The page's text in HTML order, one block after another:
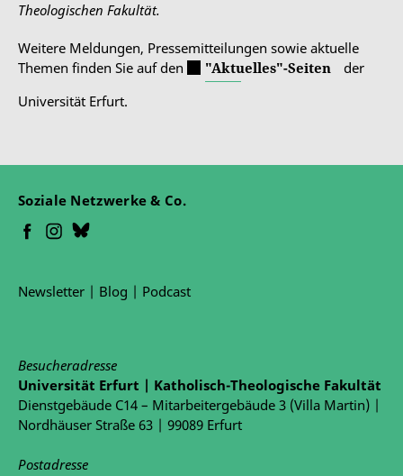
Theologischen Fakultät.
Weitere Meldungen, Pressemitteilungen sowie aktuelle
Themen finden Sie auf den
"Aktuelles"-Seiten
der
Universität Erfurt.
Soziale Netzwerke & Co.
Newsletter | Blog | Podcast
Besucheradresse
Universität Erfurt | Katholisch-Theologische Fakultät
Dienstgebäude C14 – Mitarbeitergebäude 3 (Villa Martin) |
Nordhäuser Straße 63 | 99089 Erfurt
Postadresse